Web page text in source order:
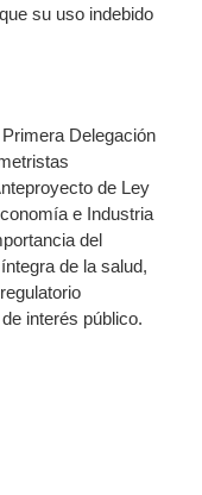
su uso indebido
Delegación
de Ley
e Industria
del
de la salud,
interés público.